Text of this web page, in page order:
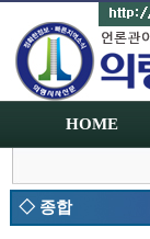
HOME
◇ 종합